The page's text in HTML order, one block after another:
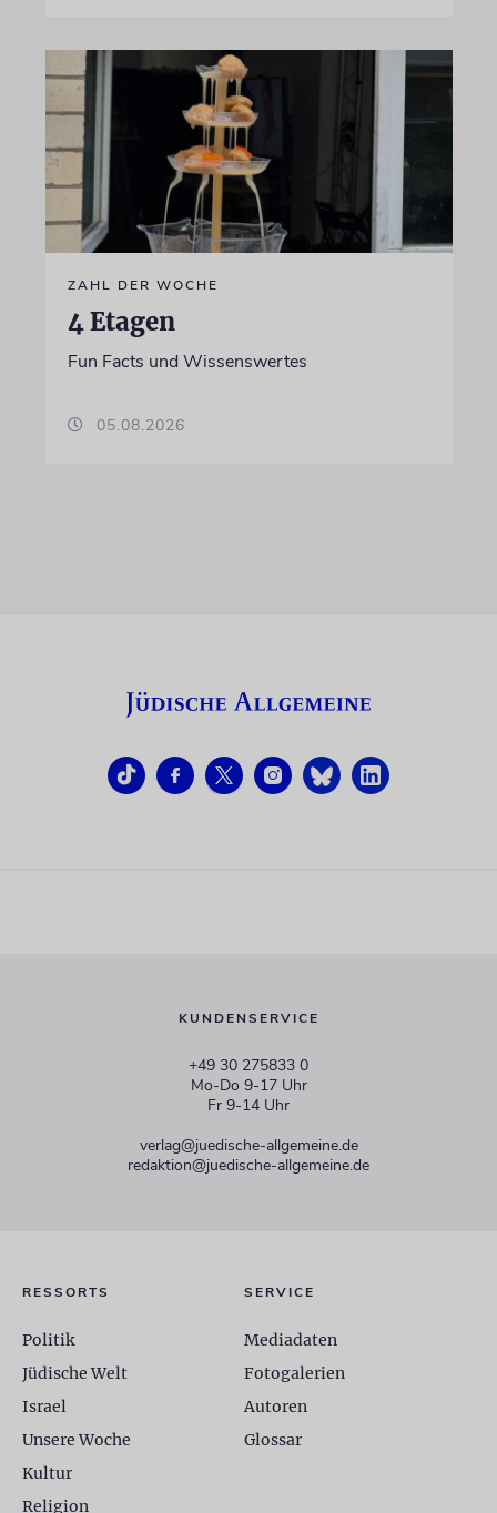
ZAHL DER WOCHE
4 Etagen
Fun Facts und Wissenswertes
05.08.2026
KUNDENSERVICE
+49 30 275833 0
Mo-Do 9-17 Uhr
Fr 9-14 Uhr
verlag@juedische-allgemeine.de
redaktion@juedische-allgemeine.de
RESSORTS
Politik
Jüdische Welt
Israel
Unsere Woche
Kultur
Religion
SERVICE
Mediadaten
Fotogalerien
Autoren
Glossar